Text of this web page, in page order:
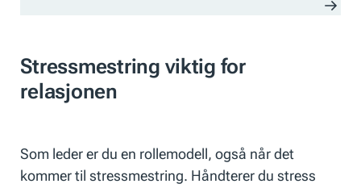
Stressmestring viktig for
relasjonen
Som leder er du en rollemodell, også når det
kommer til stressmestring. Håndterer du stress